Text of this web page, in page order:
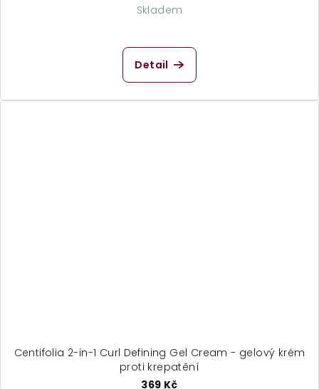
Skladem
Detail
Centifolia 2-in-1 Curl Defining Gel Cream - gelový krém
proti krepatění
369 Kč